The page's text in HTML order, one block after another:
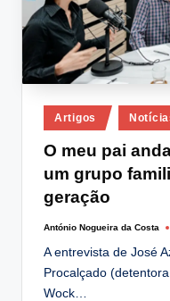
Posted
in
Artigos
O meu pai
um grupo
geração
Posted
António Nogueira da Costa
A entrevista de José
Procalçado
Wock…